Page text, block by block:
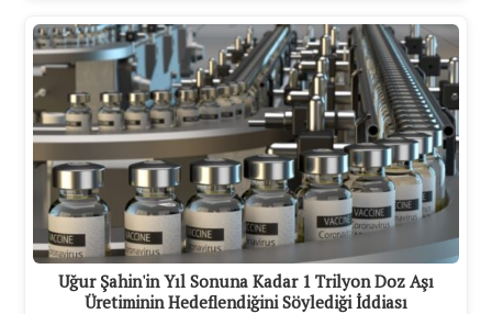
Uğur Şahin'in Yıl Sonuna Kadar 1 Trilyon Doz Aşı
Üretiminin Hedeflendiğini Söylediği İddiası